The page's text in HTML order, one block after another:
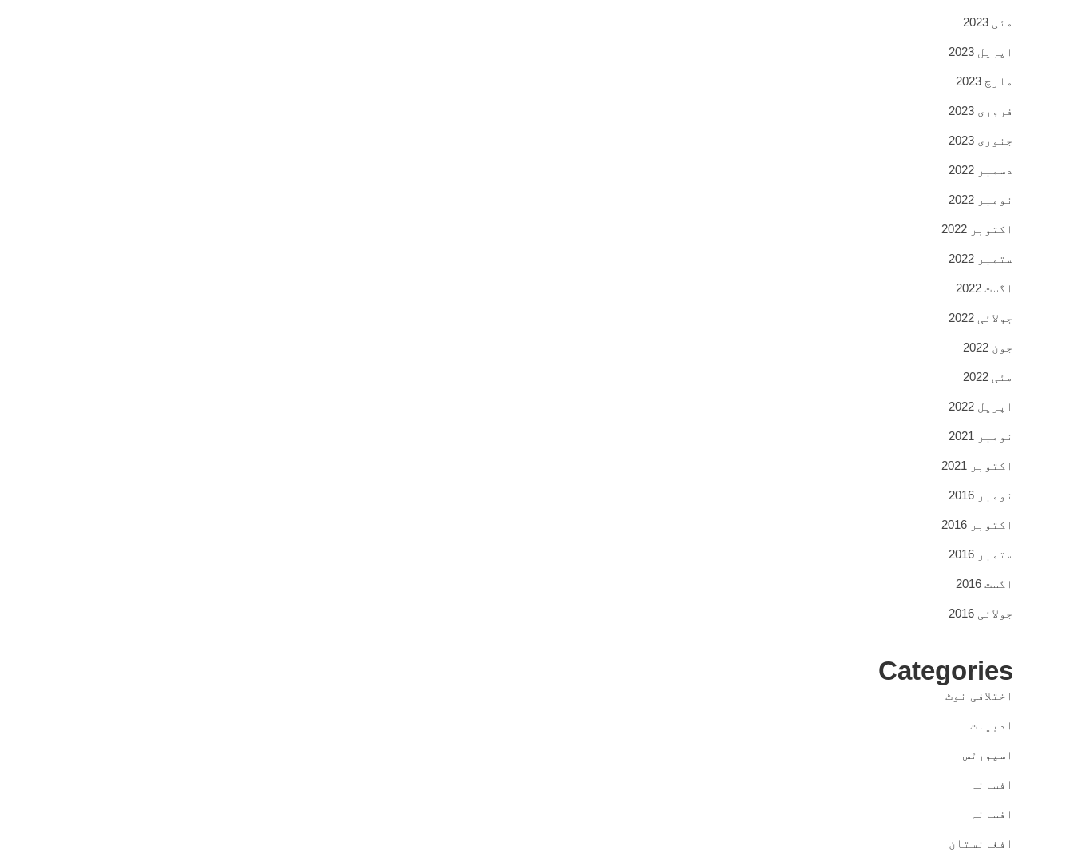
مئی 2023
اپریل 2023
مارچ 2023
فروری 2023
جنوری 2023
دسمبر 2022
نومبر 2022
اکتوبر 2022
ستمبر 2022
اگست 2022
جولائی 2022
جون 2022
مئی 2022
اپریل 2022
نومبر 2021
اکتوبر 2021
نومبر 2016
اکتوبر 2016
ستمبر 2016
اگست 2016
جولائی 2016
Categories
اختلافی نوٹ
ادبیات
اسپورٹس
افسانہ
افسانہ
افغانستان